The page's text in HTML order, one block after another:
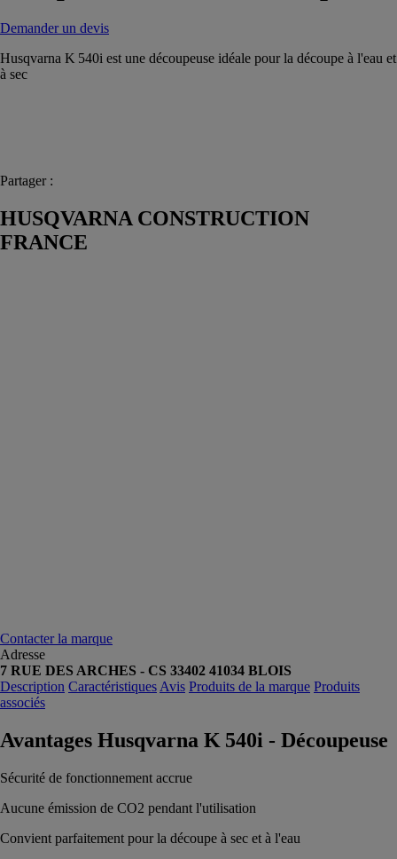
Demander un devis
Husqvarna K 540i est une découpeuse idéale pour la découpe à l'eau et
à sec
Partager :
HUSQVARNA CONSTRUCTION
FRANCE
Contacter la marque
Adresse
7 RUE DES ARCHES - CS 33402 41034 BLOIS
Description Caractéristiques Avis Produits de la marque Produits
associés
Avantages Husqvarna K 540i - Découpeuse
Sécurité de fonctionnement accrue
Aucune émission de CO2 pendant l'utilisation
Convient parfaitement pour la découpe à sec et à l'eau